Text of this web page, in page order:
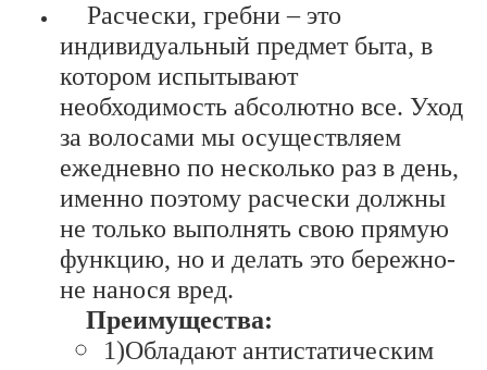
Расчески, гребни – это
индивидуальный предмет быта, в
котором испытывают
необходимость абсолютно все. Уход
за волосами мы осуществляем
ежедневно по несколько раз в день,
именно поэтому расчески должны
не только выполнять свою прямую
функцию, но и делать это бережно-
не нанося вред.
Преимущества:
1)Обладают антистатическим